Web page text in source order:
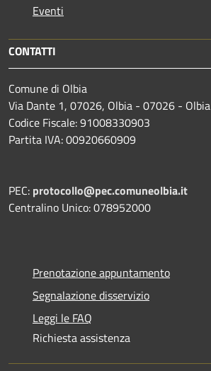
Eventi
CONTATTI
Comune di Olbia
Via Dante 1, 07026, Olbia - 07026 - Olbia
Codice Fiscale: 91008330903
Partita IVA: 00920660909
PEC: protocollo@pec.comuneolbia.it
Centralino Unico: 078952000
Prenotazione appuntamento
Segnalazione disservizio
Leggi le FAQ
Richiesta assistenza